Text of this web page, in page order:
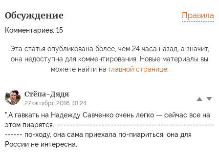
Обсуждение
Комментариев: 15
Правила
Эта статья опубликована более, чем 24 часа назад, а значит,
она недоступна для комментирования. Новые материалы вы
можете найти на главной странице.
Стёпа-Дядя
27 октября 2016, 01:24
".А гавкать на Надежду Савченко очень легко — сейчас все на
этом пиарятся.. -----------------------------------------------------
------ по-ходу, она сама приехала по-пиариться, она для
России не интересна.